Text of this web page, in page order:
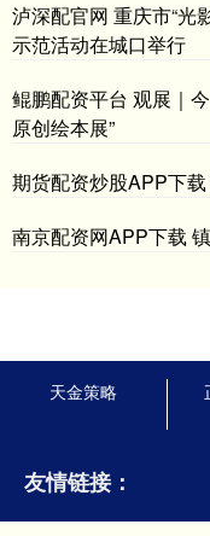
泸深配官网 重庆市“光
示范活动在城口举行
鲲鹏配资平台 观展｜
原创绘本展”
期货配资炒股APP下载
南京配资网APP下载
天金策略
友情链接：